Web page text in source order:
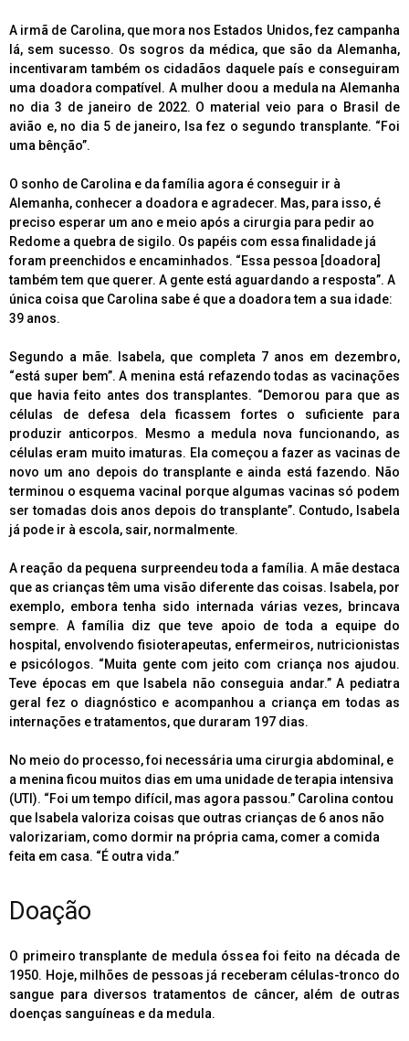
A irmã de Carolina, que mora nos Estados Unidos, fez campanha
lá, sem sucesso. Os sogros da médica, que são da Alemanha,
incentivaram também os cidadãos daquele país e conseguiram
uma doadora compatível. A mulher doou a medula na Alemanha
no dia 3 de janeiro de 2022. O material veio para o Brasil de
avião e, no dia 5 de janeiro, Isa fez o segundo transplante. “Foi
uma bênção”.
O sonho de Carolina e da família agora é conseguir ir à
Alemanha, conhecer a doadora e agradecer. Mas, para isso, é
preciso esperar um ano e meio após a cirurgia para pedir ao
Redome a quebra de sigilo. Os papéis com essa finalidade já
foram preenchidos e encaminhados. “Essa pessoa [doadora]
também tem que querer. A gente está aguardando a resposta”. A
única coisa que Carolina sabe é que a doadora tem a sua idade:
39 anos.
Segundo a mãe. Isabela, que completa 7 anos em dezembro,
“está super bem”. A menina está refazendo todas as vacinações
que havia feito antes dos transplantes. “Demorou para que as
células de defesa dela ficassem fortes o suficiente para
produzir anticorpos. Mesmo a medula nova funcionando, as
células eram muito imaturas. Ela começou a fazer as vacinas de
novo um ano depois do transplante e ainda está fazendo. Não
terminou o esquema vacinal porque algumas vacinas só podem
ser tomadas dois anos depois do transplante”. Contudo, Isabela
já pode ir à escola, sair, normalmente.
A reação da pequena surpreendeu toda a família. A mãe destaca
que as crianças têm uma visão diferente das coisas. Isabela, por
exemplo, embora tenha sido internada várias vezes, brincava
sempre. A família diz que teve apoio de toda a equipe do
hospital, envolvendo fisioterapeutas, enfermeiros, nutricionistas
e psicólogos. “Muita gente com jeito com criança nos ajudou.
Teve épocas em que Isabela não conseguia andar.” A pediatra
geral fez o diagnóstico e acompanhou a criança em todas as
internações e tratamentos, que duraram 197 dias.
No meio do processo, foi necessária uma cirurgia abdominal, e
a menina ficou muitos dias em uma unidade de terapia intensiva
(UTI). “Foi um tempo difícil, mas agora passou.” Carolina contou
que Isabela valoriza coisas que outras crianças de 6 anos não
valorizariam, como dormir na própria cama, comer a comida
feita em casa. “É outra vida.”
Doação
O primeiro transplante de medula óssea foi feito na década de
1950. Hoje, milhões de pessoas já receberam células-tronco do
sangue para diversos tratamentos de câncer, além de outras
doenças sanguíneas e da medula.